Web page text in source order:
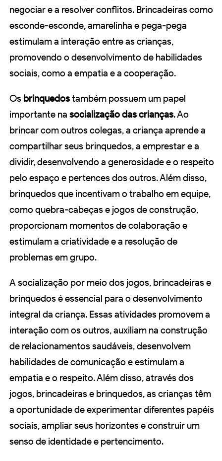
negociar e a resolver conflitos. Brincadeiras como
esconde-esconde, amarelinha e pega-pega
estimulam a interação entre as crianças,
promovendo o desenvolvimento de habilidades
sociais, como a empatia e a cooperação.
Os brinquedostambém possuem um papel
importante na socialização das crianças. Ao
brincar com outros colegas, a criança aprende a
compartilhar seus brinquedos, a emprestar e a
dividir, desenvolvendo a generosidade e o respeito
pelo espaço e pertences dos outros. Além disso,
brinquedos que incentivam o trabalho em equipe,
como quebra-cabeças e jogos de construção,
proporcionam momentos de colaboração e
estimulam a criatividade e a resolução de
problemas em grupo.
A socialização por meio dos jogos, brincadeiras e
brinquedos é essencial para o desenvolvimento
integral da criança. Essas atividades promovem a
interação com os outros, auxiliam na construção
de relacionamentos saudáveis, desenvolvem
habilidades de comunicação e estimulam a
empatia e o respeito. Além disso, através dos
jogos, brincadeiras e brinquedos, as crianças têm
a oportunidade de experimentar diferentes papéis
sociais, ampliar seus horizontes e construir um
senso de identidade e pertencimento.